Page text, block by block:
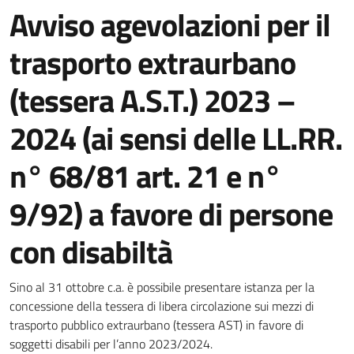
Avviso agevolazioni per il
trasporto extraurbano
(tessera A.S.T.) 2023 –
2024 (ai sensi delle LL.RR.
n° 68/81 art. 21 e n°
9/92) a favore di persone
con disabiltà
Dettagli della notizia
Sino al 31 ottobre c.a. è possibile presentare istanza per la
concessione della tessera di libera circolazione sui mezzi di
trasporto pubblico extraurbano (tessera AST) in favore di
soggetti disabili per l’anno 2023/2024.